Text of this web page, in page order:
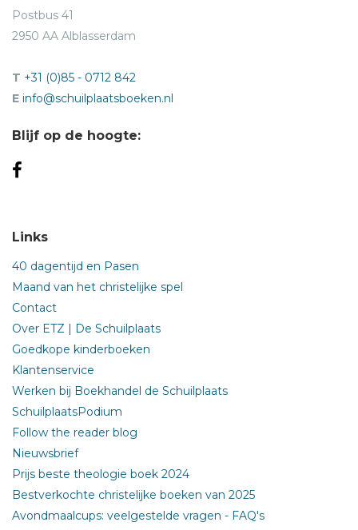
Postbus 41
2950 AA Alblasserdam
T +31 (0)85 - 0712 842
E info@schuilplaatsboeken.nl
Blijf op de hoogte:
Links
40 dagentijd en Pasen
Maand van het christelijke spel
Contact
Over ETZ | De Schuilplaats
Goedkope kinderboeken
Klantenservice
Werken bij Boekhandel de Schuilplaats
SchuilplaatsPodium
Follow the reader blog
Nieuwsbrief
Prijs beste theologie boek 2024
Bestverkochte christelijke boeken van 2025
Avondmaalcups: veelgestelde vragen - FAQ's